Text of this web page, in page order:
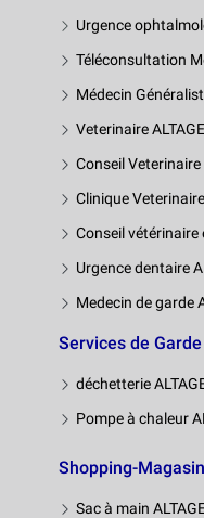
Urgence
Téléconsultation
Médecin
Veterinaire
Conseil Veterinaire
Clinique
Conseil vétérinaire
Urgence dentaire
Medecin de garde
Services de Garde
déchetterie
Pompe à chaleur
Shopping-
Sac à main